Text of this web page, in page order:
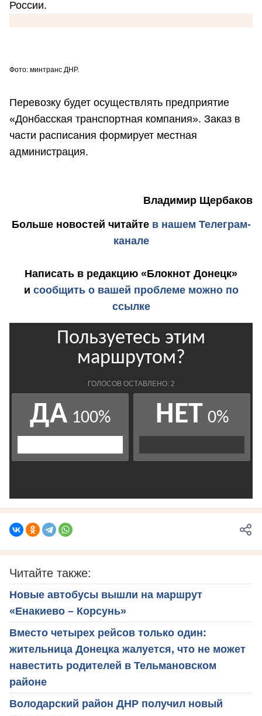
России.
Фото: минтранс ДНР.
Перевозку будет осуществлять предприятие
«Донбасская транспортная компания». Заказ в
части расписания формирует местная
администрация.
Владимир Щербаков
Больше новостей читайте в нашем Телеграм-
канале
Написать в редакцию «Блокнот Донецк»
и сообщить о вашей проблеме можно по
ссылке
Читайте также:
Новые автобусы вышли на маршрут
«Енакиево – Корсунь»
Вместо четырех рейсов только один:
жительница Донецка жалуется, что не может
навестить родителей в Тельмановском
районе
Володарский район ДНР получил новый